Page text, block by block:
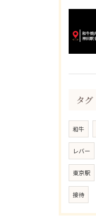
タグ
和牛
レバー
東京駅
接待